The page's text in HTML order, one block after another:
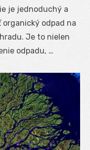
je jednoduchý a
organický odpad na
Je to nielen
odpadu, …